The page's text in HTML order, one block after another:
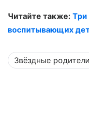
Читайте также: Три
воспитывающих
Звёздные родители